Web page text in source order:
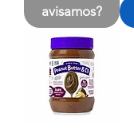
avisamos?